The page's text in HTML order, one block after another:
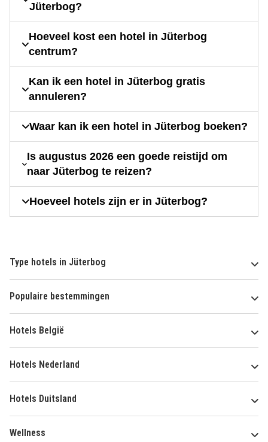
Jüterbog?
Hoeveel kost een hotel in Jüterbog
centrum?
Kan ik een hotel in Jüterbog gratis
annuleren?
Waar kan ik een hotel in Jüterbog boeken?
Is augustus 2026 een goede reistijd om
naar Jüterbog te reizen?
Hoeveel hotels zijn er in Jüterbog?
Type hotels in Jüterbog
Populaire bestemmingen
Hotels België
Hotels Nederland
Hotels Duitsland
Wellness